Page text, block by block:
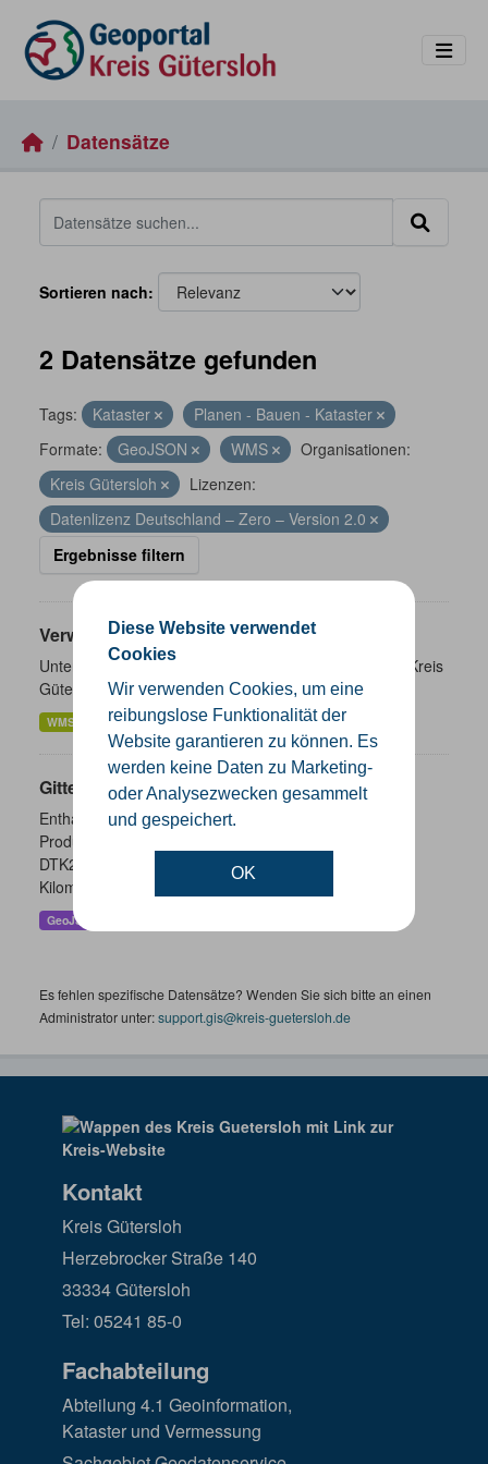
Diese Website verwendet
Cookies
Wir verwenden Cookies, um eine
reibungslose Funktionalität der
Website garantieren zu können. Es
werden keine Daten zu Marketing-
oder Analysezwecken gesammelt
und gespeichert.
OK
Datensätze
Sortieren nach
2 Datensätze gefunden
Tags: Kataster
Planen - Bauen - Kataster
Formate:
GeoJSON WMS
Organisationen:
Kreis Gütersloh
Lizenzen:
Datenlizenz Deutschland – Zero – Version 2.0
Ergebnisse filtern
Verwaltungsgrenzen
Unterschiedliche Ebenen der Verwaltungsgrenzen im Kreis
Gütersloh
WMS SHP GeoJSON KML
Gitternetze
Enthalten sind die Gitternetze/ Blattschnitte folgender
Produkte: - DTK100 - DTK50 - TK25 (Meßtischblatt) -
DTK25 - DOP10 - DGK5 Höhenfolie - DGK5 (GK3) -
Kilometerquadrat (GK3)...
GeoJSON
Es fehlen spezifische Datensätze? Wenden Sie sich bitte an einen
Administrator unter:support.gis@kreis-guetersloh.de
Kontakt
Kreis Gütersloh
Herzebrocker Straße 140
33334 Gütersloh
Tel: 05241 85-0
Fachabteilung
Abteilung 4.1 Geoinformation,
Kataster und Vermessung